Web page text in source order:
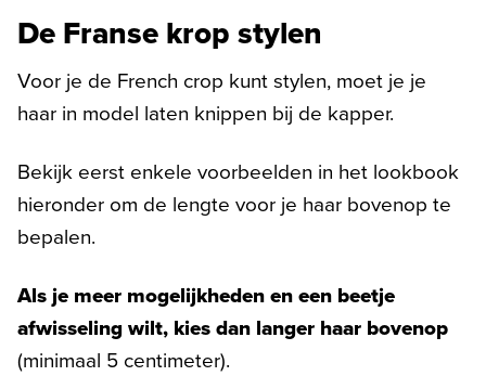
De Franse krop stylen
Voor je de French crop kunt stylen, moet je je
haar in model laten knippen bij de kapper.
Bekijk eerst enkele voorbeelden in het lookbook
hieronder om de lengte voor je haar bovenop te
bepalen.
Als je meer mogelijkheden en een beetje
afwisseling wilt, kies dan langer haar bovenop
(minimaal 5 centimeter).